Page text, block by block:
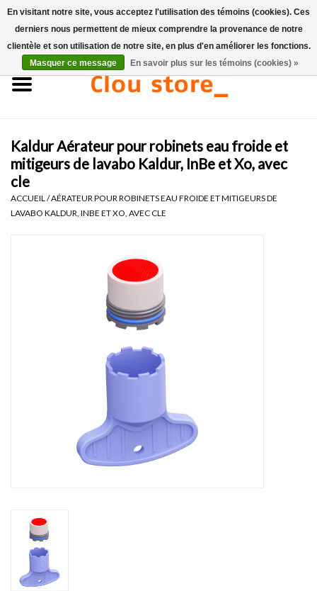
Accueil
Ensembles de lave-mains
Lave-mains
Accessoires de salle de bain
Kaldur Aérateur pour robinets eau froide et
mitigeurs de lavabo Kaldur, InBe et Xo, avec
cle
ACCUEIL /AÉRATEUR POUR ROBINETS EAU FROIDE ET MITIGEURS DE
LAVABO KALDUR, INBE ET XO, AVEC CLE
En visitant notre site, vous acceptez l'utilisation des témoins (cookies). Ces
derniers nous permettent de mieux comprendre la provenance de notre
clientèle et son utilisation de notre site, en plus d'en améliorer les fonctions.
Masquer ce message
En savoir plus sur les témoins (cookies) »